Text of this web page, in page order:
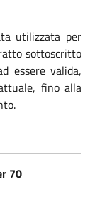
utilizzata per
sottoscritto
essere valida,
fino alla
70